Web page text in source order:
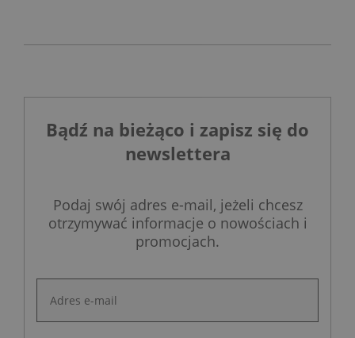
oparciu o
szklany przycisk
uruchamiany
gestem.
remontów bez
Bądź na bieżąco i zapisz się do
newslettera
Podaj swój adres e-mail, jeżeli chcesz
otrzymywać informacje o nowościach i
promocjach.